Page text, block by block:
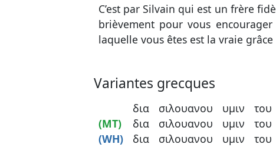
C’est par Silvain qui est un frère
brièvement pour vous
laquelle vous êtes est la vraie
Variantes grecques
(MT)
(WH)
δια
δια
δια
σιλουανου
σιλουανου
σιλουανου
υμιν
υμιν
υμιν
του
του
του